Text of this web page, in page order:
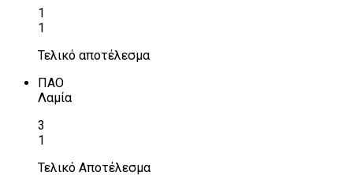
1
1
Τελικό αποτέλεσμα
ΠΑΟ
Λαμία
3
1
Τελικό Αποτέλεσμα